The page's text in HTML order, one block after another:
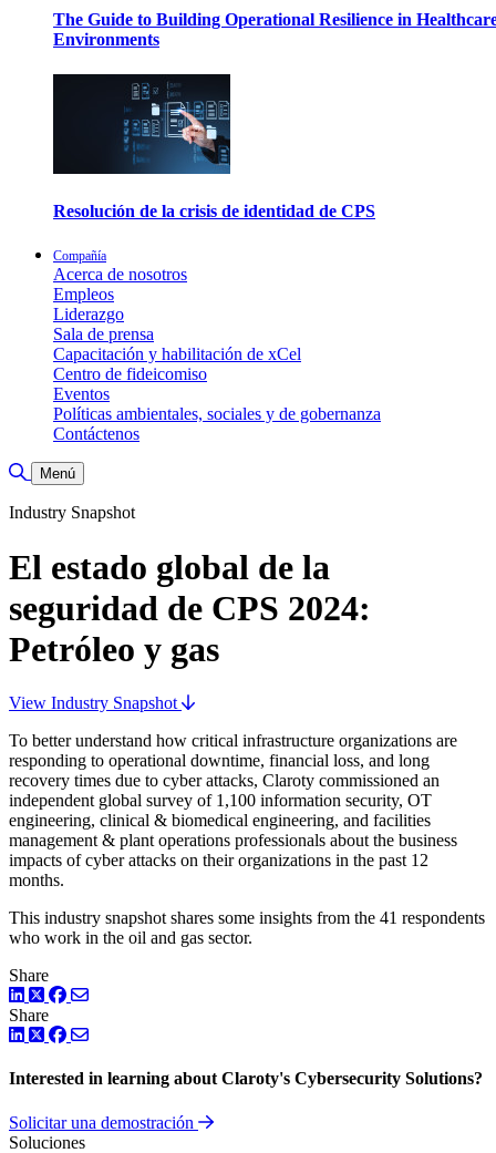
The Guide to Building Operational Resilience in
Environments
Resolución de la crisis de identidad de CPS
Compañía
Acerca de nosotros
Empleos
Liderazgo
Sala de prensa
Capacitación y habilitación de xCel
Centro de fideicomiso
Eventos
Políticas ambientales, sociales y de gobernanza
Contáctenos
Alternar búsqueda
Menú
Industry Snapshot
El estado global de la
seguridad de CPS 2024:
Petróleo y gas
View Industry Snapshot
To better understand how critical infrastructure organizations are
responding to operational downtime, financial loss, and long
recovery times due to cyber attacks, Claroty commissioned an
independent global survey of 1,100 information security, OT
engineering, clinical & biomedical engineering, and facilities
management & plant operations professionals about the business
impacts of cyber attacks on their organizations in the past 12
months.
This industry snapshot shares some insights from the 41 respondents
who work in the oil and gas sector.
Share
LinkedIn
TwitterFacebook
Share
LinkedIn
TwitterFacebook
Interested in learning about Claroty's Cybersecurity Solutions?
Solicitar una demostración
Soluciones